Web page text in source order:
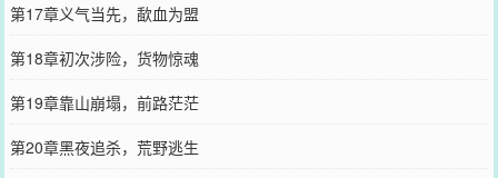
第17章义气当先，歃血为盟
第18章初次涉险，货物惊魂
第19章靠山崩塌，前路茫茫
第20章黑夜追杀，荒野逃生